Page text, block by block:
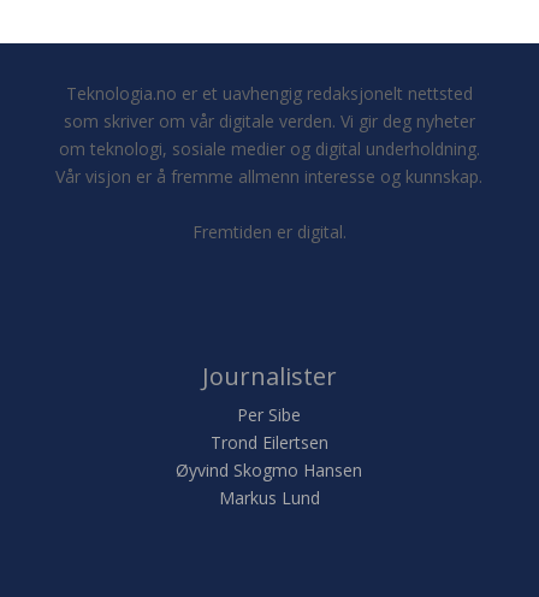
Teknologia.no er et uavhengig redaksjonelt nettsted
som skriver om vår digitale verden. Vi gir deg nyheter
om teknologi, sosiale medier og digital underholdning.
Vår visjon er å fremme allmenn interesse og kunnskap.
Fremtiden er digital.
Journalister
Per Sibe
Trond Eilertsen
Øyvind Skogmo Hansen
Markus Lund